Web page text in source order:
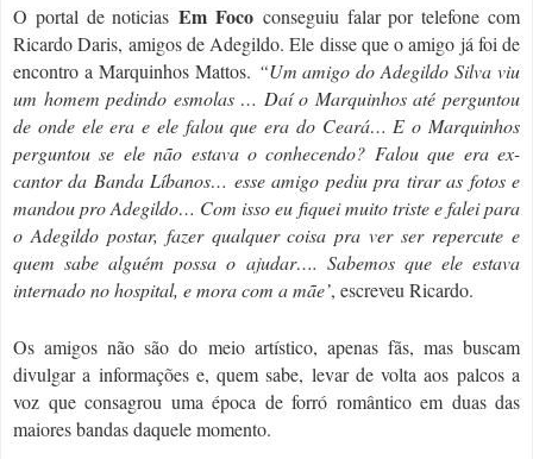
O portal de noticiasEm Foco conseguiu falar por telefone com
Ricardo Daris, amigos de Adegildo. Ele disse que o amigo já foi de
encontro a Marquinhos Mattos. “Um amigo do Adegildo Silva viu
um homem pedindo esmolas … Daí o Marquinhos até perguntou
de onde ele era e ele falou que era do Ceará… E o Marquinhos
perguntou se ele não estava o conhecendo? Falou que era ex-
cantor da Banda Líbanos… esse amigo pediu pra tirar as fotos e
mandou pro Adegildo… Com isso eu fiquei muito triste e falei para
o Adegildo postar, fazer qualquer coisa pra ver ser repercute e
quem sabe alguém possa o ajudar…. Sabemos que ele estava
internado no hospital, e mora com a mãe’, escreveu Ricardo.
Os amigos não são do meio artístico, apenas fãs, mas buscam
divulgar a informações e, quem sabe, levar de volta aos palcos a
voz que consagrou uma época de forró romântico em duas das
maiores bandas daquele momento.